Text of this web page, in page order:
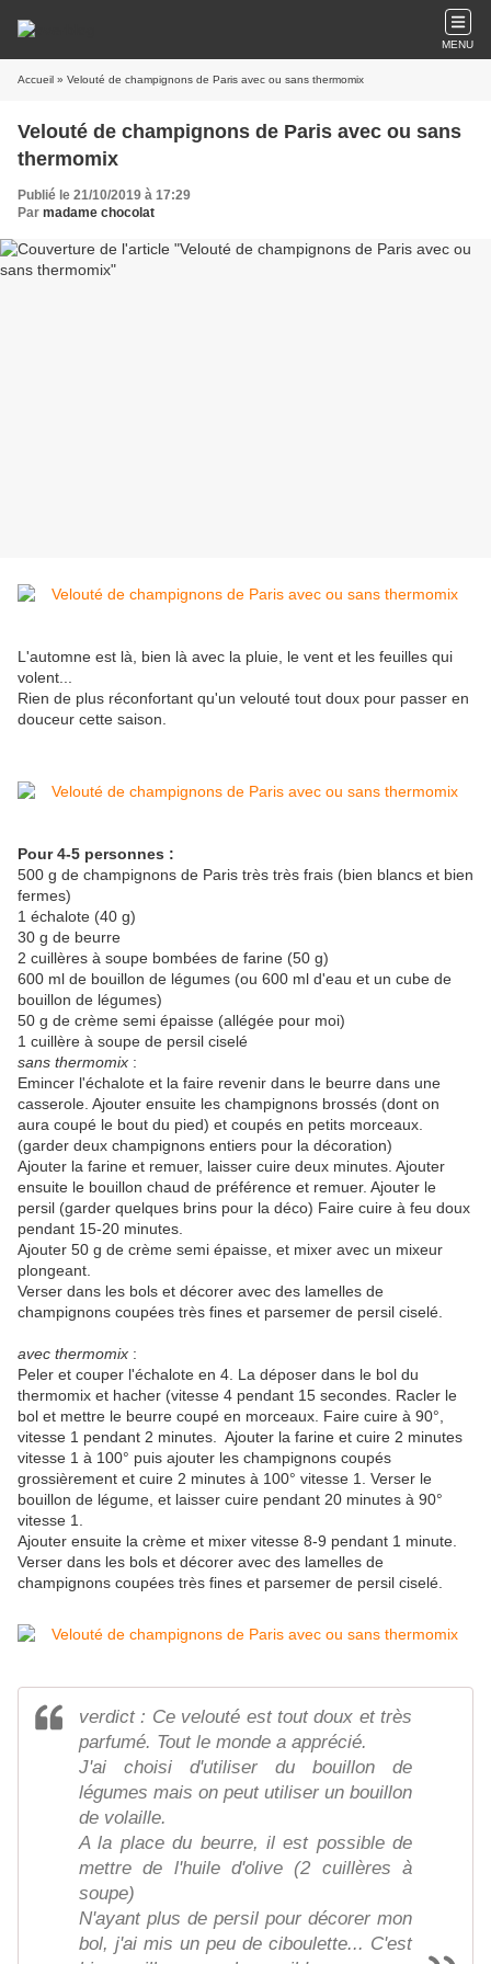
MENU
Accueil » Velouté de champignons de Paris avec ou sans thermomix
Velouté de champignons de Paris avec ou sans
thermomix
Publié le 21/10/2019 à 17:29
Par madame chocolat
L'automne est là, bien là avec la pluie, le vent et les feuilles qui
volent...
Rien de plus réconfortant qu'un velouté tout doux pour passer en
douceur cette saison.
Pour 4-5 personnes :
500 g de champignons de Paris très très frais (bien blancs et bien
fermes)
1 échalote (40 g)
30 g de beurre
2 cuillères à soupe bombées de farine (50 g)
600 ml de bouillon de légumes (ou 600 ml d'eau et un cube de
bouillon de légumes)
50 g de crème semi épaisse (allégée pour moi)
1 cuillère à soupe de persil ciselé
sans thermomix :
Emincer l'échalote et la faire revenir dans le beurre dans une
casserole. Ajouter ensuite les champignons brossés (dont on
aura coupé le bout du pied) et coupés en petits morceaux.
(garder deux champignons entiers pour la décoration)
Ajouter la farine et remuer, laisser cuire deux minutes. Ajouter
ensuite le bouillon chaud de préférence et remuer. Ajouter le
persil (garder quelques brins pour la déco) Faire cuire à feu doux
pendant 15-20 minutes.
Ajouter 50 g de crème semi épaisse, et mixer avec un mixeur
plongeant.
Verser dans les bols et décorer avec des lamelles de
champignons coupées très fines et parsemer de persil ciselé.
avec thermomix :
Peler et couper l'échalote en 4. La déposer dans le bol du
thermomix et hacher (vitesse 4 pendant 15 secondes. Racler le
bol et mettre le beurre coupé en morceaux. Faire cuire à 90°,
vitesse 1 pendant 2 minutes. Ajouter la farine et cuire 2 minutes
vitesse 1 à 100° puis ajouter les champignons coupés
grossièrement et cuire 2 minutes à 100° vitesse 1. Verser le
bouillon de légume, et laisser cuire pendant 20 minutes à 90°
vitesse 1.
Ajouter ensuite la crème et mixer vitesse 8-9 pendant 1 minute.
Verser dans les bols et décorer avec des lamelles de
champignons coupées très fines et parsemer de persil ciselé.
verdict : Ce velouté est tout doux et très
parfumé. Tout le monde a apprécié.
J'ai choisi d'utiliser du bouillon de
légumes mais on peut utiliser un bouillon
de volaille.
A la place du beurre, il est possible de
mettre de l'huile d'olive (2 cuillères à
soupe)
N'ayant plus de persil pour décorer mon
bol, j'ai mis un peu de ciboulette... C'est